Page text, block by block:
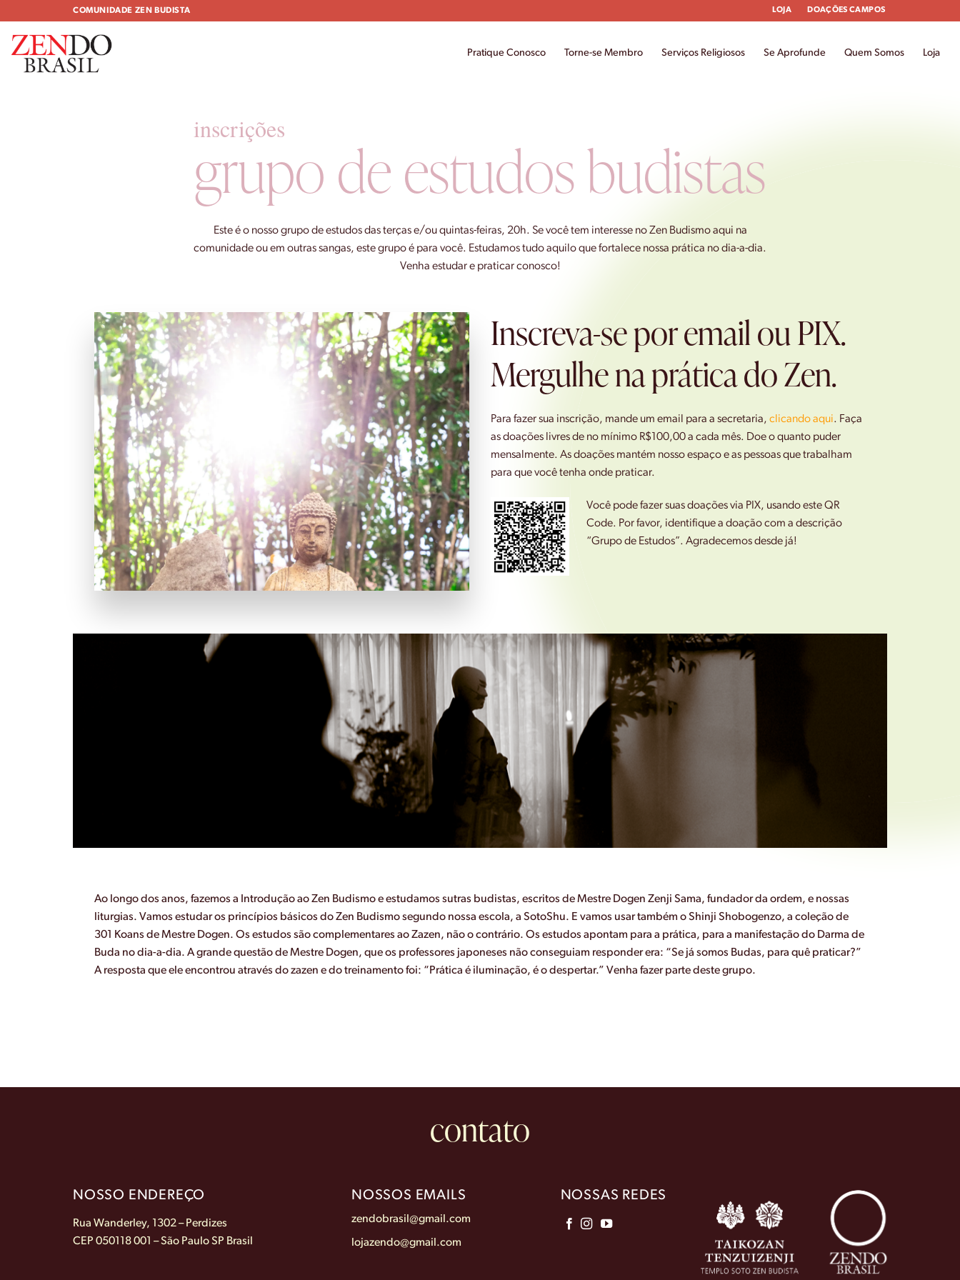
content
COMUNIDADE ZEN BUDISTA LOJA DOAÇÕES CAMPOS
Pratique Conosco Torne-se Membro Serviços Religiosos Se Aprofunde Quem Somos Loja
inscrições
grupo de estudos budistas
Este é o nosso grupo de estudos dasterças e/ou quintas-feiras, 20h. Se você tem interesse no Zen Budismo aqui na
comunidade ou em outras sangas, este grupo é para você. Estudamos tudo aquilo que fortalece nossa prática no dia-a-dia.
Venha estudar e praticar conosco!
Inscreva-se por email ou PIX.
Mergulhe na prática do Zen.
Para fazer sua inscrição, mande um email para a secretaria, clicando aqui. Faça
asdoações livresde no mínimo R$100,00 a cada mês. Doe o quanto puder
mensalmente. As doações mantém nosso espaço e as pessoas que trabalham
para que você tenha onde praticar.
Você pode fazer suas doações via PIX, usando este QR
Code. Por favor, identifique a doação com a descrição
“Grupo de Estudos”. Agradecemos desde já!
Ao longo dos anos, fazemos a Introdução ao Zen Budismo e estudamos sutras budistas, escritos de Mestre Dogen Zenji Sama, fundador da ordem, e nossas
liturgias. Vamos estudar os princípios básicos do Zen Budismo segundo nossa escola, a SotoShu. E vamos usar também o Shinji Shobogenzo, a coleção de
301 Koans de Mestre Dogen. Os estudos são complementares ao Zazen, não o contrário. Os estudos apontam para a prática, para a manifestação do Darma de
Buda no dia-a-dia. A grande questão de Mestre Dogen, que os professores japoneses não conseguiam responder era: “Se já somos Budas, para quê praticar?”
A resposta que ele encontrou através do zazen e do treinamento foi: “Prática é iluminação, é o despertar.” Venha fazer parte deste grupo.
contato
NOSSO ENDEREÇO
Rua Wanderley, 1302 – Perdizes
CEP 050118 001 – São Paulo SP Brasil
NOSSOS EMAILS
zendobrasil@gmail.com
lojazendo@gmail.com
NOSSAS REDES